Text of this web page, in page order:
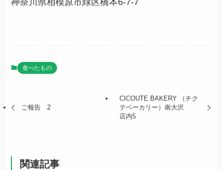
神奈川県相模原市緑区橋本6-7-7
食べたもの
ご報告 2
CICOUTE BAKERY （チク
テベーカリー）南大沢
店内5
関連記事